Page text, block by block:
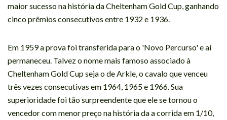
maior sucesso na história da Cheltenham Gold Cup, ganhando
cinco prêmios consecutivos entre 1932 e 1936.
Em 1959 a prova foi transferida para o 'Novo Percurso' e aí
permaneceu. Talvez o nome mais famoso associado à
Cheltenham Gold Cup seja o de Arkle, o cavalo que venceu
três vezes consecutivas em 1964, 1965 e 1966. Sua
superioridade foi tão surpreendente que ele se tornou o
vencedor com menor preço na história da a corrida em 1/10,